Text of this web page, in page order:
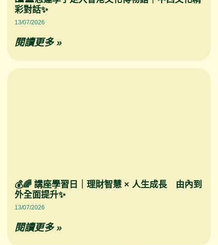
彩對話✨
13/07/2026
閱讀更多 »
💰🌈 講座學習日｜理財智慧 × 人生成長 由內到
外全面提升✨
13/07/2026
閱讀更多 »